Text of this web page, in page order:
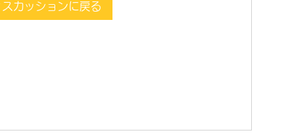
スカッションに戻る